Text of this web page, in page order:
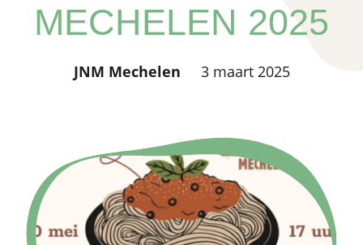
MECHELEN 2025
JNM Mechelen 3 maart 2025